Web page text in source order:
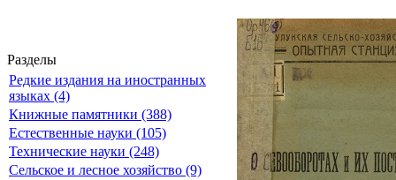
Разделы
Редкие издания на иностранных
языках (4)
Книжные памятники (388)
Естественные науки (105)
Технические науки (248)
Сельское и лесное хозяйство (9)